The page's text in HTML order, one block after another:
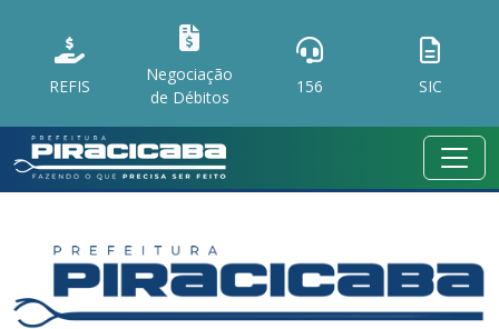
REFIS
Negociação
de Débitos
156 SIC